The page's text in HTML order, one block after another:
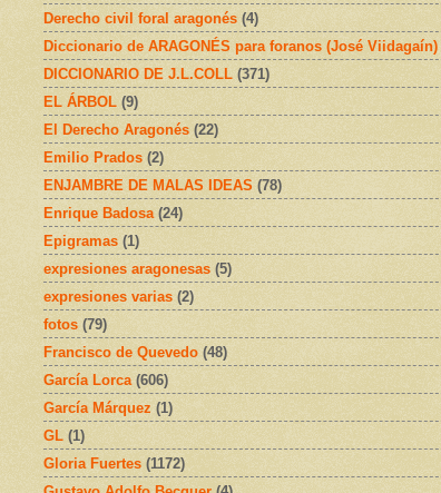
Derecho civil foral aragonés (4)
Diccionario de ARAGONÉS para foranos (José Viidagaín)
DICCIONARIO DE J.L.COLL (371)
EL ÁRBOL (9)
El Derecho Aragonés (22)
Emilio Prados (2)
ENJAMBRE DE MALAS IDEAS (78)
Enrique Badosa (24)
Epigramas (1)
expresiones aragonesas (5)
expresiones varias (2)
fotos (79)
Francisco de Quevedo (48)
García Lorca (606)
García Márquez (1)
GL (1)
Gloria Fuertes (1172)